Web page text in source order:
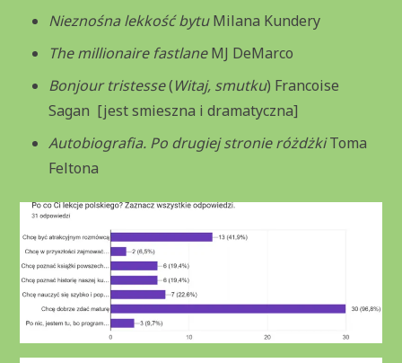
Nieznośna lekkość bytuMilana Kundery
The millionaire fastlaneMJ DeMarco
Bonjour tristesse(Witaj, smutku) Francoise
Sagan [jest smieszna i dramatyczna]
Autobiografia. Po drugiej stronie różdżkiToma
Feltona